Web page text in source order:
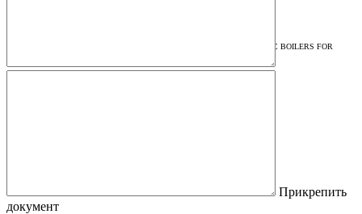
MANUFACTURER OF INDUSTRIAL INDUCTION BOILERS AND ELECTRIC BOILERS FOR
Прикрепить
документ